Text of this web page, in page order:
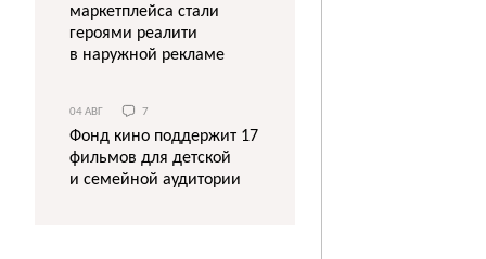
маркетплейса стали
героями реалити
в наружной рекламе
04 АВГ 7
Фонд кино поддержит 17
фильмов для детской
и семейной аудитории